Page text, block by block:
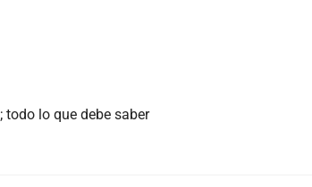
todo lo que debe saber